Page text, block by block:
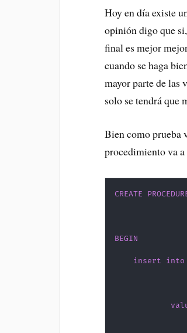
Hoy en día existe
opinión digo que
final es mejor
cuando se haga
mayor parte de las
solo se tendrá que
Bien como prueba
procedimiento va
CREATE
BEGIN
insert into